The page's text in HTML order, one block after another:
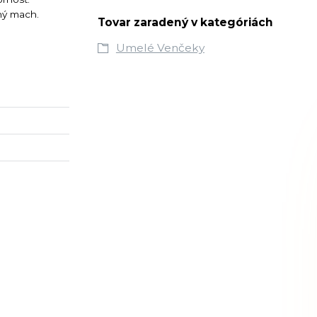
mach.
Tovar zaradený v kategóriách
Umelé Venčeky